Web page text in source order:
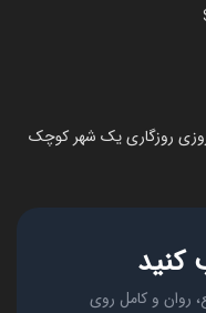
روزگاری یک شهر کوچک
کنید
روان و کامل روی